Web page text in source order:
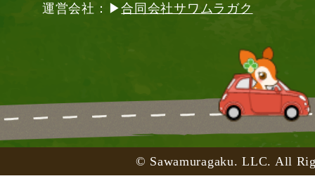
運営会社：▶合同会社サワムラガク
© Sawamuragaku. LLC. All